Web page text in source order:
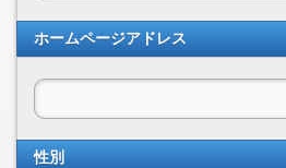
ホームページアドレス
性別